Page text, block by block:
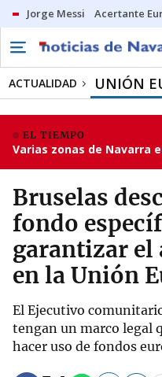
Jorge Messi Acertante
ACTUALIDAD UNIÓN
EL TIEMPO
Varias zonas de Navarra
Bruselas
fondo
garantizar el
en la Unión
El Ejecutivo
tengan un marco legal
hacer uso de fondos